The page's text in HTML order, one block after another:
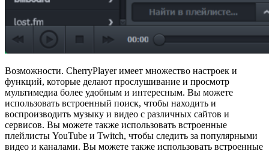
Возможности. CherryPlayer имеет множество настроек и
функций, которые делают прослушивание и просмотр
мультимедиа более удобным и интересным. Вы можете
использовать встроенный поиск, чтобы находить и
воспроизводить музыку и видео с различных сайтов и
сервисов. Вы можете также использовать встроенные
плейлисты YouTube и Twitch, чтобы следить за популярными
видео и каналами. Вы можете также использовать встроенные